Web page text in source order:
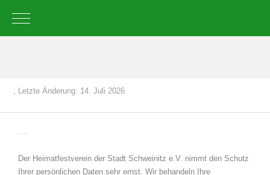
Mobile Menu Toggle
, Letzte Änderung: 14. Juli 2026
Der Heimatfestverein der Stadt Schweinitz e.V. nimmt den Schutz
Ihrer persönlichen Daten sehr ernst. Wir behandeln Ihre